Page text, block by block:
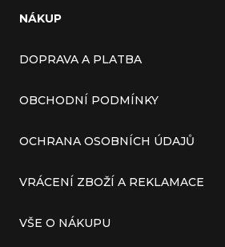
NÁKUP
DOPRAVA A PLATBA
OBCHODNÍ PODMÍNKY
OCHRANA OSOBNÍCH ÚDAJŮ
VRÁCENÍ ZBOŽÍ A REKLAMACE
VŠE O NÁKUPU